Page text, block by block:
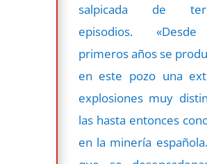
salpicada de
episodios.
primeros años se
en este pozo una
explosiones muy
las hasta entonces
en la minería